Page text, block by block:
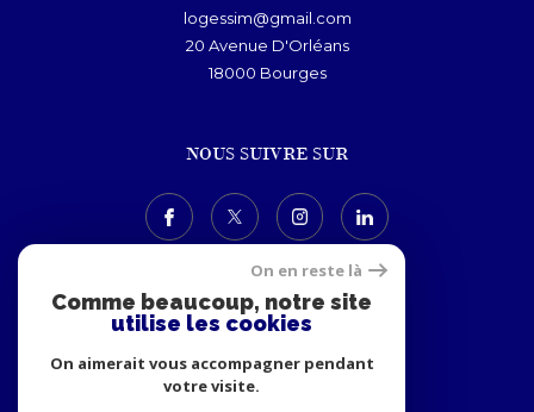
logessim@gmail.com
20 Avenue D'Orléans
18000
bourges
NOUS SUIVRE SUR
ADHÉRENTS
On en reste là
Comme beaucoup, notre site
utilise les cookies
On aimerait vous accompagner pendant
votre visite.